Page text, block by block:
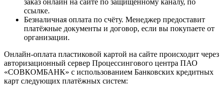
заказ онлайн на сайте по защищённому каналу, по
ссылке.
Безналичная оплата по счёту. Менеджер предоставит
платёжные документы и договор, если вы покупаете от
организации.
Онлайн-оплата пластиковой картой на сайте происходит через
авторизационный сервер Процессингового центра ПАО
«СОВКОМБАНК» с использованием Банковских кредитных
карт следующих платёжных систем: